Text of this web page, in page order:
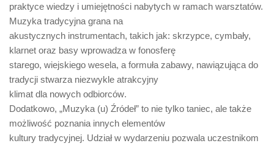
praktyce wiedzy i umiejętności nabytych w ramach warsztatów.
Muzyka tradycyjna grana na
akustycznych instrumentach, takich jak: skrzypce, cymbały,
klarnet oraz basy wprowadza w fonosferę
starego, wiejskiego wesela, a formuła zabawy, nawiązująca do
tradycji stwarza niezwykle atrakcyjny
klimat dla nowych odbiorców.
Dodatkowo, „Muzyka (u) Źródeł” to nie tylko taniec, ale także
możliwość poznania innych elementów
kultury tradycyjnej. Udział w wydarzeniu pozwala uczestnikom